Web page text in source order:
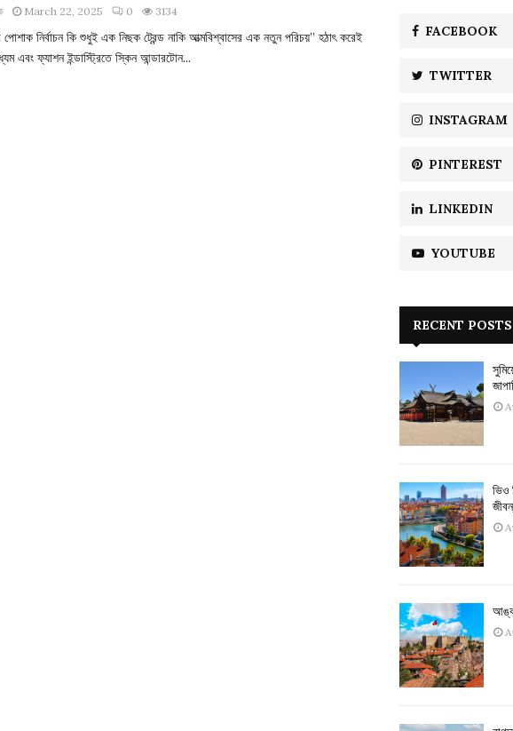
March 22, 2025 0 3134
নির্বাচন কি শুধুই এক নিছক ট্রেন্ড নাকি আত্মবিশ্বাসের এক নতুন পরিচয়” হঠাৎ করেই
এবং ফ্যাশন ইন্ডাস্ট্রিতে স্কিন আন্ডারটোন...
FACEBOOK
TWITTER
INSTAGRAM
PINTEREST
LINKEDIN
YOUTUBE
RECENT POSTS
ভিও